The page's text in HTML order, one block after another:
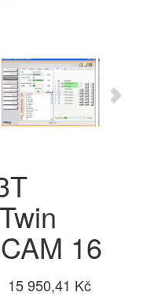
16
15 950,41 Kč